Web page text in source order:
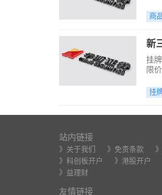
商
新
挂
限
挂
站内链接
》关于我们 》免责条款
》科创板开户
》港股开户
》益理财
友情链接